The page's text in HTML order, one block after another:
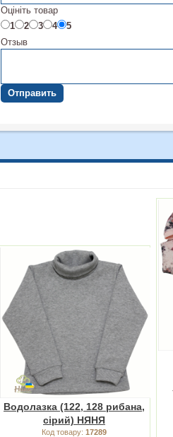
Оцініть товар
1
2 3 4
5
Отзыв
Отправить
Водолазка (122, 128 рибана,
сірий) НЯНЯ
Код товару: 17289